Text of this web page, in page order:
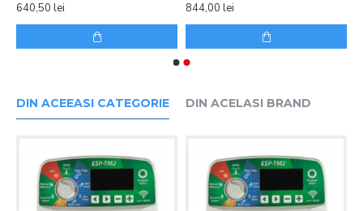
640,50 lei
844,00 lei
DIN ACEEASI CATEGORIE DIN ACELASI BRAND